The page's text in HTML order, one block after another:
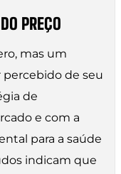
PREÇO
mas um
de seu
de
e com a
para a saúde
indicam que